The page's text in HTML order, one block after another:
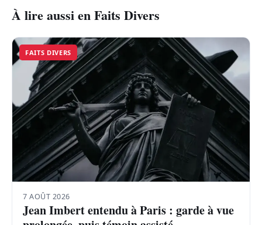
À lire aussi en Faits Divers
FAITS DIVERS
7 AOÛT 2026
Jean Imbert entendu à Paris : garde à vue